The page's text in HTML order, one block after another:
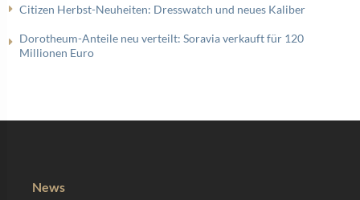
Citizen Herbst-Neuheiten: Dresswatch und neues Kaliber
Dorotheum-Anteile neu verteilt: Soravia verkauft für 120
Millionen Euro
News